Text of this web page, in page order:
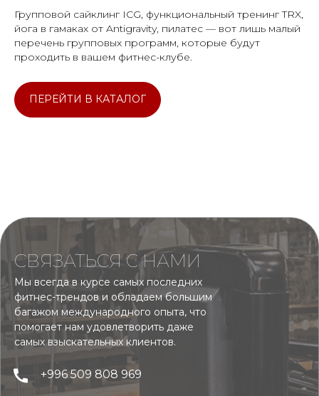
Групповой сайклинг ICG, функциональный тренинг TRX,
йога в гамаках от Antigravity, пилатес — вот лишь малый
перечень групповых программ, которые будут
проходить в вашем фитнес-клубе.
ПЕРЕЙТИ В КАТАЛОГ
СВЯЗАТЬСЯ С НАМИ
Мы всегда в курсе самых последних
фитнес-трендов и обладаем большим
багажом международного опыта, что
помогает нам удовлетворить даже
самых взыскательных клиентов.
+996 509 808 969